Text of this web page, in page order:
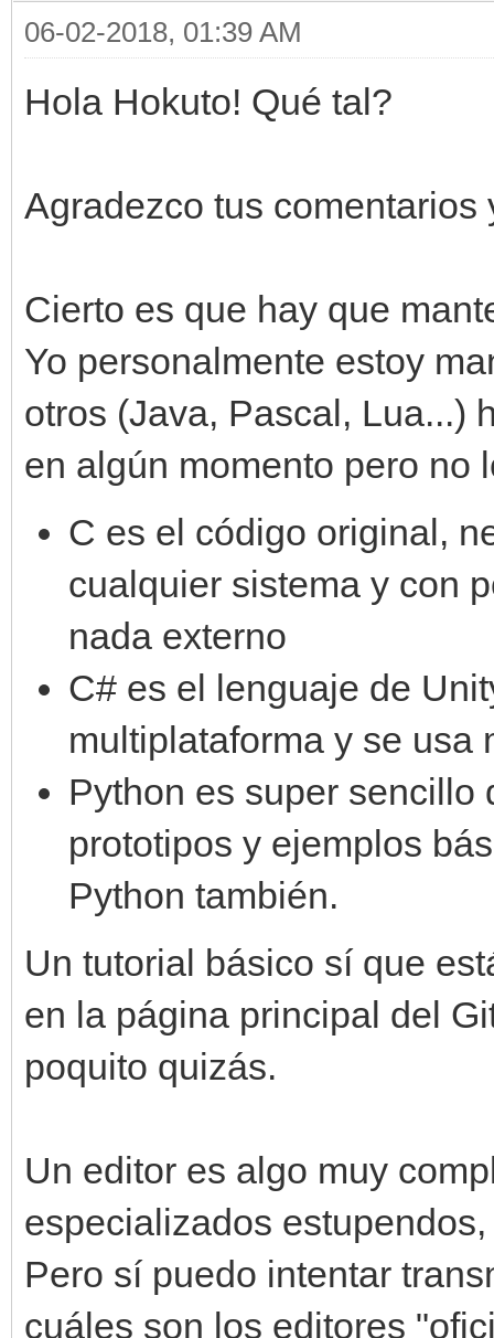
06-02-2018, 01:39 AM
Hola Hokuto! Qué tal?
Agradezco tus comentarios
Cierto es que hay que
Yo personalmente estoy
otros (Java, Pascal, Lua...)
en algún momento pero no
C es el código original,
cualquier sistema y con
nada externo
C# es el lenguaje de
multiplataforma y se usa
Python es super sencillo
prototipos y ejemplos
Python también.
Un tutorial básico sí que
en la página principal del
poquito quizás.
Un editor es algo muy
especializados
Pero sí puedo intentar
cuáles son los editores